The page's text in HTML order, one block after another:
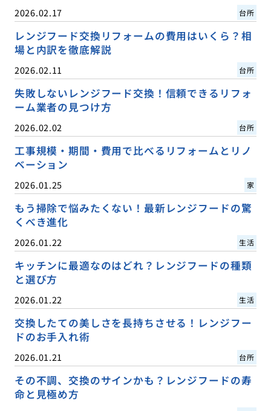
2026.02.17 台所
レンジフード交換リフォームの費用はいくら？相
場と内訳を徹底解説
2026.02.11 台所
失敗しないレンジフード交換！信頼できるリフォ
ーム業者の見つけ方
2026.02.02 台所
工事規模・期間・費用で比べるリフォームとリノ
ベーション
2026.01.25 家
もう掃除で悩みたくない！最新レンジフードの驚
くべき進化
2026.01.22 生活
キッチンに最適なのはどれ？レンジフードの種類
と選び方
2026.01.22 生活
交換したての美しさを長持ちさせる！レンジフー
ドのお手入れ術
2026.01.21 台所
その不調、交換のサインかも？レンジフードの寿
命と見極め方